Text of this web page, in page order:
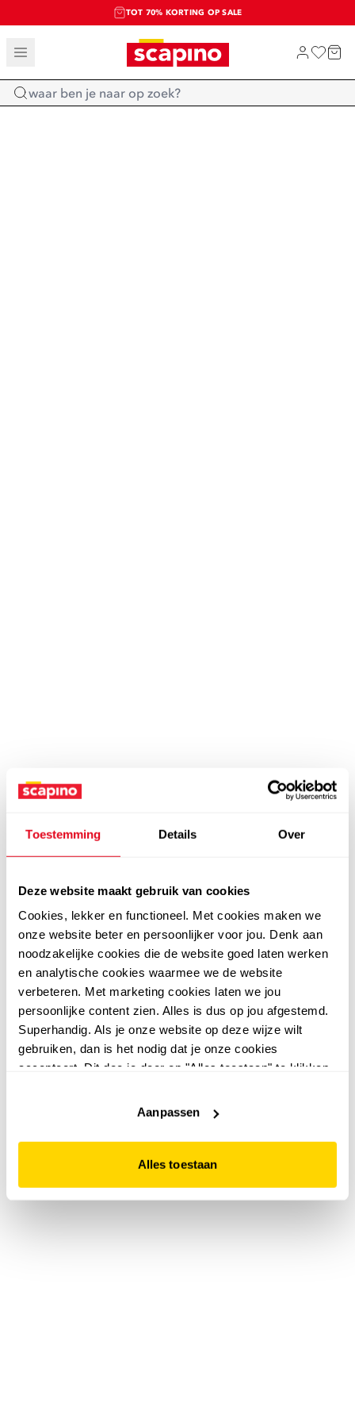
Toestemming Details Over
Deze website maakt gebruik van cookies
Cookies, lekker en functioneel. Met cookies maken we
onze website beter en persoonlijker voor jou. Denk aan
noodzakelijke cookies die de website goed laten werken
en analytische cookies waarmee we de website
verbeteren. Met marketing cookies laten we jou
persoonlijke content zien. Alles is dus op jou afgestemd.
Superhandig. Als je onze website op deze wijze wilt
gebruiken, dan is het nodig dat je onze cookies
accepteert. Dit doe je door op "Alles toestaan" te klikken.
website niet optimaal functioneert.
Aanpassen
Alles toestaan
TOT 70% KORTING OP SALE
SALE: LAATSTE KANS!
SHOP NIEUW
Home